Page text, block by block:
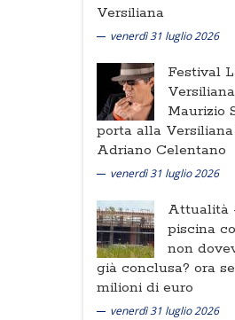
Versiliana
venerdì 31 luglio 2026
Festival
Maurizio
porta alla
Adriano Celentano
venerdì 31 luglio 2026
Attualità
piscina
non
già conclusa? ora
milioni di euro
venerdì 31 luglio 2026